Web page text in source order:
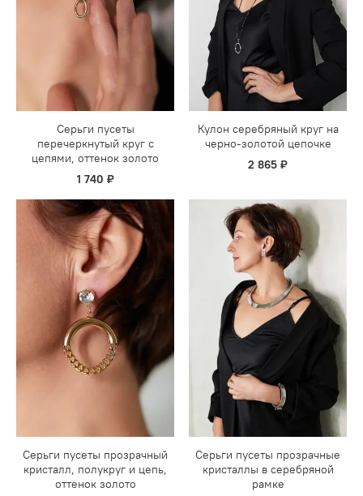
Серьги пусеты
перечеркнутый круг с
цепями, оттенок золото
1 740 ₽
Кулон серебряный круг на
черно-золотой цепочке
2 865 ₽
Серьги пусеты прозрачный
кристалл, полукруг и цепь,
оттенок золото
Серьги пусеты прозрачные
кристаллы в серебряной
рамке